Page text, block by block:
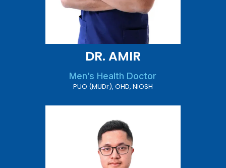
DR. AMIR
Men’s Health Doctor
PUO (MUDr), OHD, NIOSH